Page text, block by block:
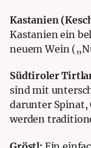
Kastanien
Kastanien ein
neuem Wein
Südtiroler
sind mit
darunter Spinat,
werden